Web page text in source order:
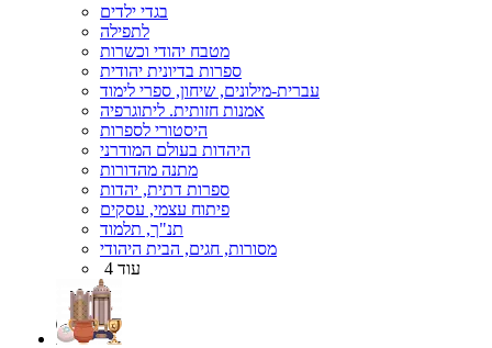
בגדי ילדים
לתפילה
מטבח יהודי וכשרות
ספרות בדיונית יהודית
עברית-מילונים, שיחון, ספרי לימוד
אמנות חזותית. ליתוגרפיה
היסטורי לספרות
היהדות בעולם המודרני
מתנה מהדורות
ספרות דתית, יהדות
פיתוח עצמי, עסקים
תנ"ך, תלמוד
מסורות, חגים, הבית היהודי
עוד 4